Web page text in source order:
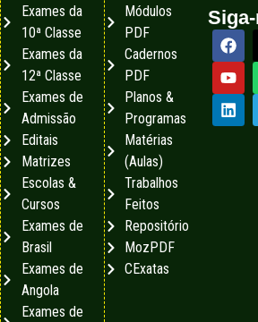
Exames da
10ª Classe
Exames da
12ª Classe
Exames de
Admissão
Editais
Matrizes
Escolas &
Cursos
Exames de
Brasil
Exames de
Angola
Exames de
Módulos
PDF
Cadernos
PDF
Planos &
Programas
Matérias
(Aulas)
Trabalhos
Feitos
Repositório
MozPDF
CExatas